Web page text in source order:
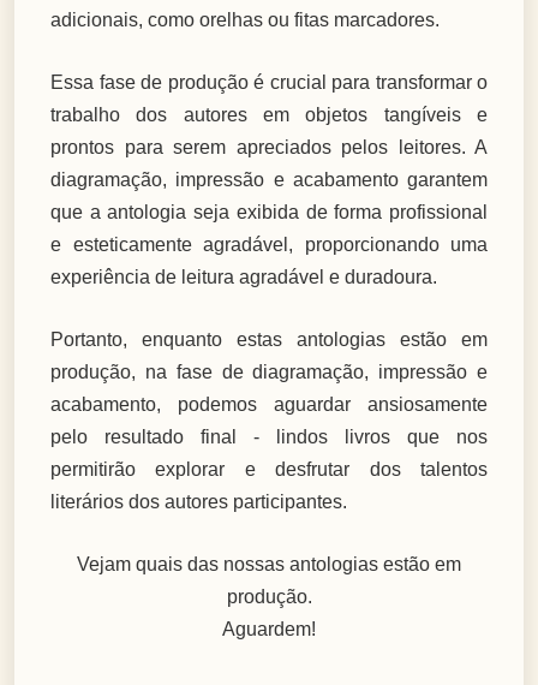
adicionais, como orelhas ou fitas marcadores.
Essa fase de produção é crucial para transformar o
trabalho dos autores em objetos tangíveis e
prontos para serem apreciados pelos leitores. A
diagramação, impressão e acabamento garantem
que a antologia seja exibida de forma profissional
e esteticamente agradável, proporcionando uma
experiência de leitura agradável e duradoura.
Portanto, enquanto estas antologias estão em
produção, na fase de diagramação, impressão e
acabamento, podemos aguardar ansiosamente
pelo resultado final - lindos livros que nos
permitirão explorar e desfrutar dos talentos
literários dos autores participantes.
Vejam quais das nossas antologias estão em
produção.
Aguardem!